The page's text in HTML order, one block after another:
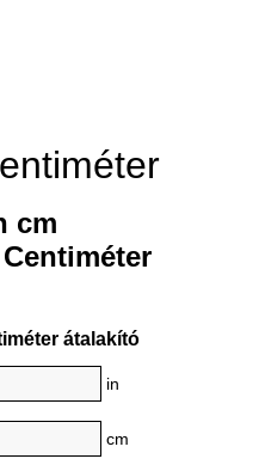
cm
átalakító
in
cm